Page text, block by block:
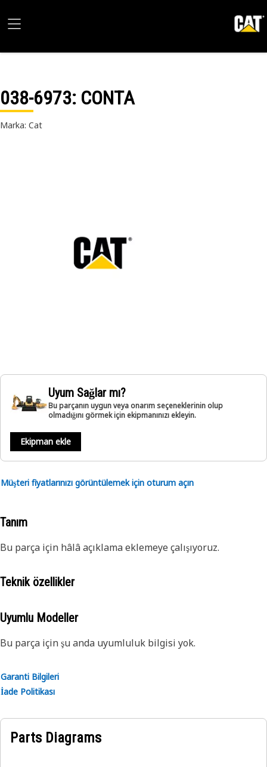
038-6973: CONTA
Marka: Cat
Uyum Sağlar mı?
Bu parçanın uygun veya onarım seçeneklerinin olup
olmadığını görmek için ekipmanınızı ekleyin.
Ekipman ekle
Müşteri fiyatlarınızı görüntülemek için oturum açın
Tanım
Bu parça için hâlâ açıklama eklemeye çalışıyoruz.
Teknik özellikler
Uyumlu Modeller
Bu parça için şu anda uyumluluk bilgisi yok.
Garanti Bilgileri
İade Politikası
Parts Diagrams